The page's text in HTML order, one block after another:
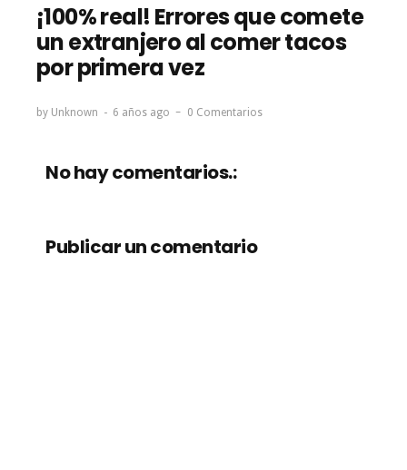
¡100% real! Errores que comete
un extranjero al comer tacos
por primera vez
by Unknown 6 años ago 0 Comentarios
No hay comentarios.:
Publicar un comentario